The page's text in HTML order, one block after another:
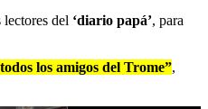
del ‘diario papá’, para
los amigos del Trome”,